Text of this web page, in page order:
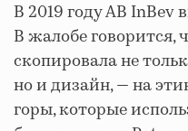
В 2019 году AB InBev
В жалобе говорится,
скопировала не
но и дизайн, — на
горы, которые